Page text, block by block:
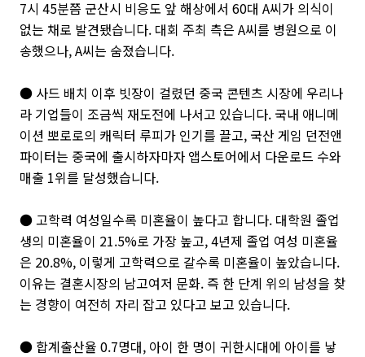
7시 45분쯤 군산시 비응도 앞 해상에서 60대 A씨가 의식이
없는 채로 발견됐습니다. 대회 주최 측은 A씨를 병원으로 이
송했으나, A씨는 숨졌습니다.
● 사드 배치 이후 빗장이 걸렸던 중국 콘텐츠 시장에 우리나
라 기업들이 조금씩 재도전에 나서고 있습니다. 국내 애니메
이션 뽀로로의 캐릭터 루피가 인기를 끌고, 국산 게임 던전앤
파이터는 중국에 출시하자마자 앱스토어에서 다운로드 수와
매출 1위를 달성했습니다.
● 고학력 여성일수록 미혼율이 높다고 합니다. 대학원 졸업
생의 미혼율이 21.5%로 가장 높고, 4년제 졸업 여성 미혼율
은 20.8%, 이렇게 고학력으로 갈수록 미혼율이 높았습니다.
이유는 결혼시장의 남고여저 문화. 즉 한 단계 위의 남성을 찾
는 경향이 여전히 자리 잡고 있다고 보고 있습니다.
● 합계출산율 0.7명대, 아이 한 명이 귀한시대에 아이를 낳